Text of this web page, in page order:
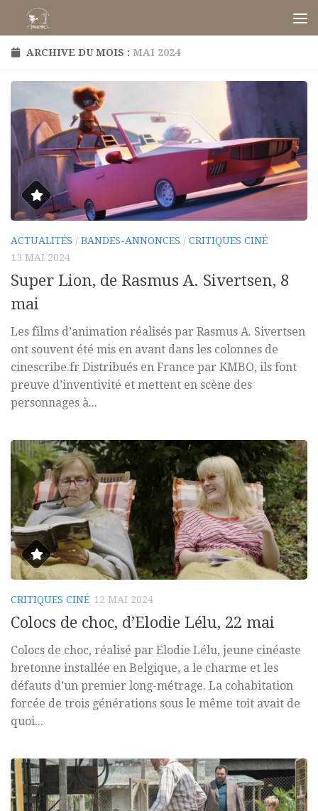
Skip to content
ARCHIVE DU MOIS : MAI 2024
ACTUALITÉS / BANDES-ANNONCES / CRITIQUES CINÉ
13 MAI 2024
Super Lion, de Rasmus A. Sivertsen, 8
mai
Les films d’animation réalisés par Rasmus A. Sivertsen
ont souvent été mis en avant dans les colonnes de
cinescribe.fr Distribués en France par KMBO, ils font
preuve d’inventivité et mettent en scène des
personnages à...
CRITIQUES CINÉ 12 MAI 2024
Colocs de choc, d’Elodie Lélu, 22 mai
Colocs de choc, réalisé par Elodie Lélu, jeune cinéaste
bretonne installée en Belgique, a le charme et les
défauts d’un premier long-métrage. La cohabitation
forcée de trois générations sous le même toit avait de
quoi...